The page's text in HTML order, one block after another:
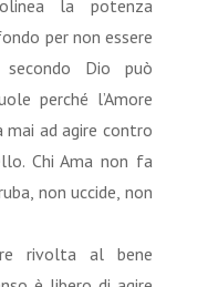
la potenza
per non essere
Dio può
perché l’Amore
ad agire contro
Chi Ama non fa
non uccide, non
rivolta al bene